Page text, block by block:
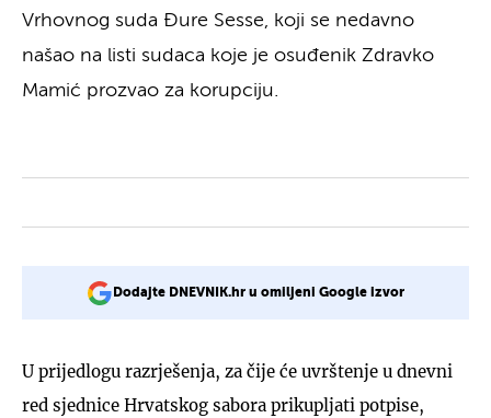
Vrhovnog suda Đure Sesse, koji se nedavno
našao na listi sudaca koje je osuđenik Zdravko
Mamić prozvao za korupciju.
Dodajte DNEVNIK.hr u omiljeni Google izvor
U prijedlogu razrješenja, za čije će uvrštenje u dnevni
red sjednice Hrvatskog sabora prikupljati potpise,